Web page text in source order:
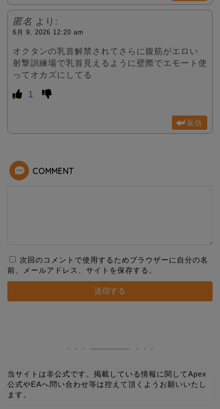
匿名 より:
6月 9, 2026 12:20 am
オクタンの乳首解禁されてさらに腹筋がエロい
射撃訓練場で乳首見えるように壁際でエモート使
ってオカズにしてる
1
返信
COMMENT
次回のコメントで使用するためブラウザーに自分の名
前、メールアドレス、サイトを保存する。
当サイトは非公式です。掲載している情報に関してApex
公式やEAへ問い合わせ等は控えて頂くようお願いいたし
ます。